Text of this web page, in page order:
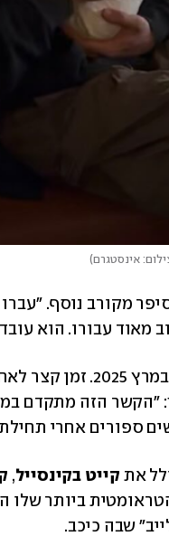
אינסטגרם )
מאוד עבורו. הוא
ספורים אחרי
את קייט בקינסייל,
ביותר שלו
שבה כיכב.